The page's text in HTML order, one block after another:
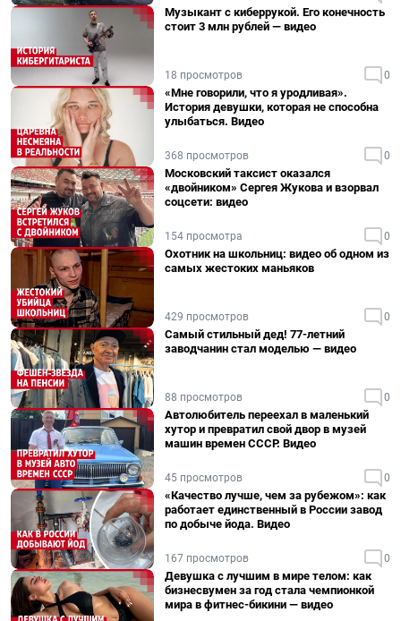
Музыкант с киберрукой. Его конечность
стоит 3 млн рублей — видео
18 просмотров 0
«Мне говорили, что я уродливая».
История девушки, которая не способна
улыбаться. Видео
368 просмотров 0
Московский таксист оказался
«двойником» Сергея Жукова и взорвал
соцсети: видео
154 просмотра 0
Охотник на школьниц: видео об одном из
самых жестоких маньяков
429 просмотров 0
Самый стильный дед! 77-летний
заводчанин стал моделью — видео
88 просмотров 0
Автолюбитель переехал в маленький
хутор и превратил свой двор в музей
машин времен СССР. Видео
45 просмотров 0
«Качество лучше, чем за рубежом»: как
работает единственный в России завод
по добыче йода. Видео
167 просмотров 0
Девушка с лучшим в мире телом: как
бизнесвумен за год стала чемпионкой
мира в фитнес-бикини — видео